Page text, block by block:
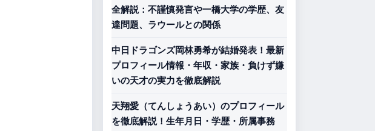
全解説：不謹慎発言や一橋大学の学歴、友
達問題、ラウールとの関係
中日ドラゴンズ岡林勇希が結婚発表！最新
プロフィール情報・年収・家族・負けず嫌
いの天才の実力を徹底解説
天翔愛（てんしょうあい）のプロフィール
を徹底解説！生年月日・学歴・所属事務